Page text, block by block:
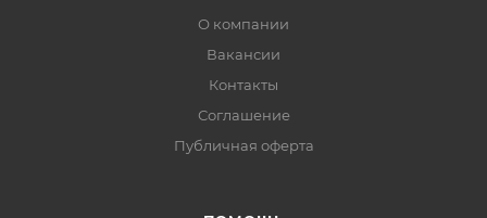
О компании
Вакансии
Контакты
Соглашение
Публичная оферта